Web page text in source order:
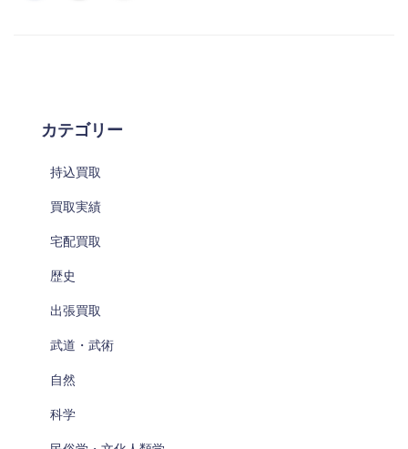
カテゴリー
持込買取
買取実績
宅配買取
歴史
出張買取
武道・武術
自然
科学